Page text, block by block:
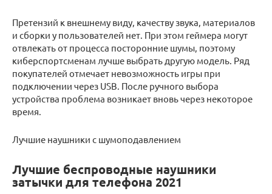
Претензий к внешнему виду, качеству звука, материалов
и сборки у пользователей нет. При этом геймера могут
отвлекать от процесса посторонние шумы, поэтому
киберспортсменам лучше выбрать другую модель. Ряд
покупателей отмечает невозможность игры при
подключении через USB. После ручного выбора
устройства проблема возникает вновь через некоторое
время.
Лучшие наушники с шумоподавлением
Лучшие беспроводные наушники
затычки для телефона 2021